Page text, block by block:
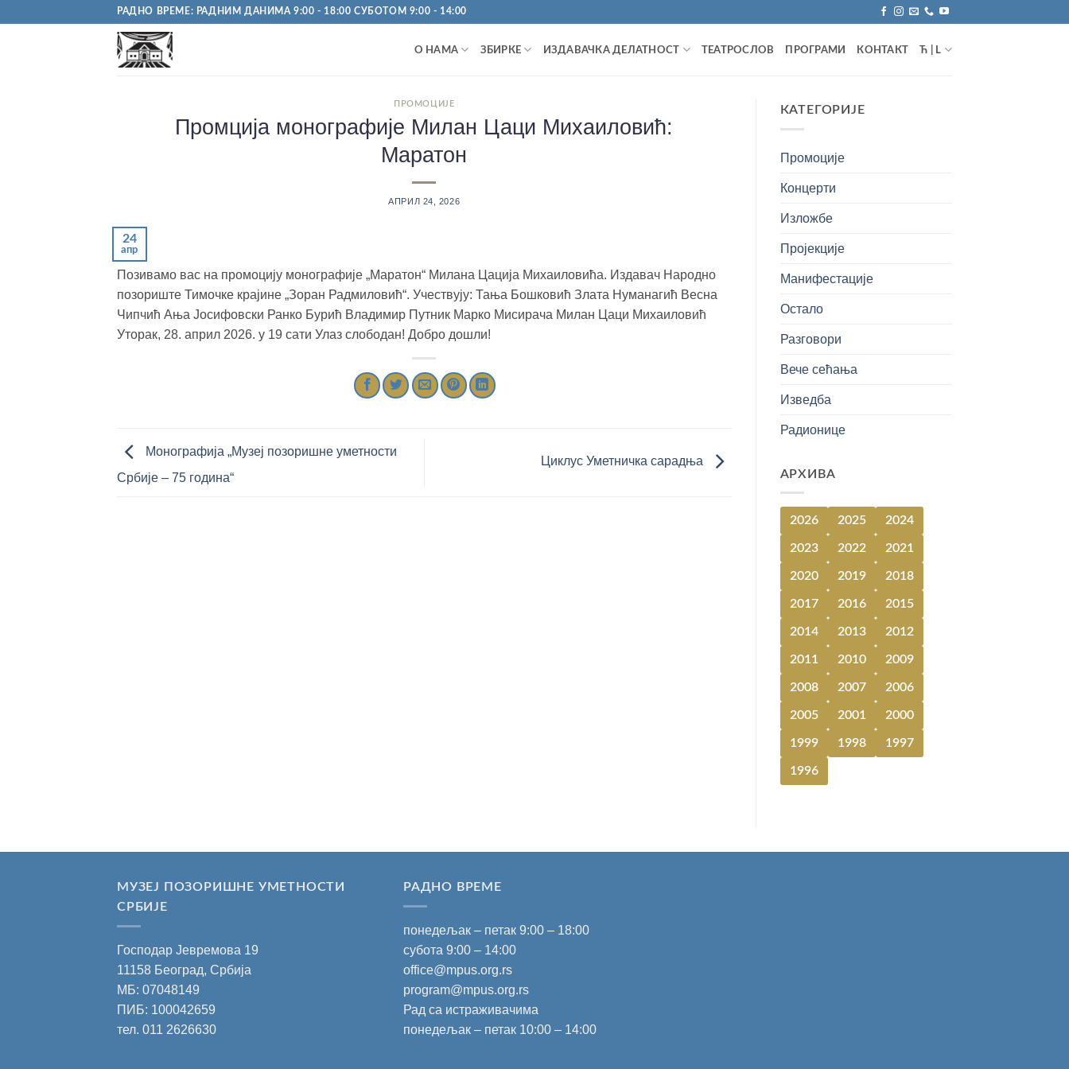
РАДНО ВРЕМЕ: РАДНИМ ДАНИМА 9:00 - 18:00 СУБОТОМ 9:00 - 14:00
О НАМА ЗБИРКЕ ИЗДАВАЧКА ДЕЛАТНОСТ ТЕАТРОСЛОВ ПРОГРАМИ КОНТАКТ Ћ | L
ПРОМОЦИЈЕ
Промција монографије Милан Цаци Михаиловић:
Маратон
АПРИЛ 24, 2026
24
апр
Позивамо вас на промоцију монографије „Маратон“ Милана Цација Михаиловића. Издавач Народно
позориште Тимочке крајине „Зоран Радмиловић“. Учествују: Тања Бошковић Злата Нуманагић Весна
Чипчић Ања Јосифовски Ранко Бурић Владимир Путник Марко Мисирача Милан Цаци Михаиловић
Уторак, 28. април 2026. у 19 сати Улаз слободан! Добро дошли!
Монографија „Музеј позоришне уметности
Србије – 75 година“
Циклус Уметничка сарадња
КАТЕГОРИЈЕ
Промоције
Концерти
Изложбе
Пројекције
Манифестације
Остало
Разговори
Вече сећања
Изведба
Радионице
АРХИВА
2026 2025 2024
2023 2022 2021
2020 2019 2018
2017 2016 2015
2014 2013 2012
2011 2010 2009
2008 2007 2006
2005 2001 2000
1999 1998 1997
1996
МУЗЕЈ ПОЗОРИШНЕ УМЕТНОСТИ
СРБИЈЕ
Господар Јевремова 19
11158 Београд, Србија
МБ: 07048149
ПИБ: 100042659
тел. 011 2626630
РАДНО ВРЕМЕ
понедељак – петак 9:00 – 18:00
субота 9:00 – 14:00
office@mpus.org.rs
program@mpus.org.rs
Рад са истраживачима
понедељак – петак 10:00 – 14:00